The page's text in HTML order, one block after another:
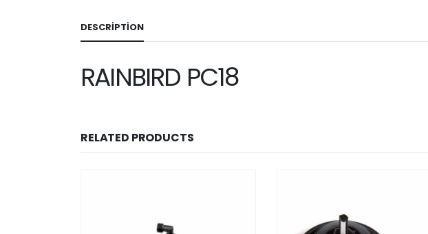
DESCRIPTION
RAINBIRD PC18
RELATED PRODUCTS